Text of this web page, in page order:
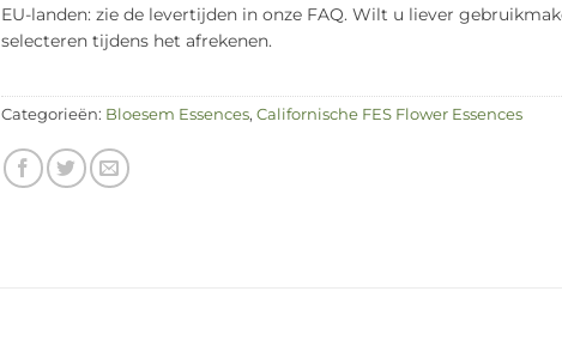
EU-landen: zie de levertijden in onze FAQ. Wilt u liever
selecteren tijdens het afrekenen.
Categorieën: Bloesem Essences, Californische FES Flower Essences